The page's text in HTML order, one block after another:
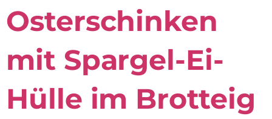
Osterschinken
mit Spargel-Ei-
Hülle im Brotteig